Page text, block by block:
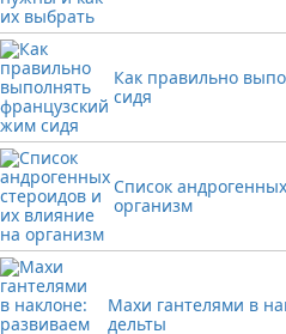
Как правильно
сидя
Список
организм
Махи гантелями в
дельты